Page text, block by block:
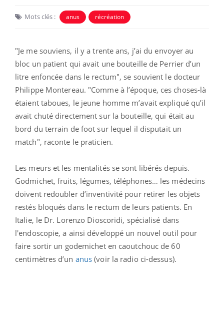
Mots clés : anus récréation
"Je me souviens, il y a trente ans, j’ai du envoyer au
bloc un patient qui avait une bouteille de Perrier d’un
litre enfoncée dans le rectum", se souvient le docteur
Philippe Montereau. "Comme à l’époque, ces choses-là
étaient taboues, le jeune homme m’avait expliqué qu’il
avait chuté directement sur la bouteille, qui était au
bord du terrain de foot sur lequel il disputait un
match", raconte le praticien.
Les meurs et les mentalités se sont libérés depuis.
Godmichet, fruits, légumes, téléphones… les médecins
doivent redoubler d’inventivité pour retirer les objets
restés bloqués dans le rectum de leurs patients. En
Italie, le Dr. Lorenzo Dioscoridi, spécialisé dans
l'endoscopie, a ainsi développé un nouvel outil pour
faire sortir un godemichet en caoutchouc de 60
centimètres d’un anus (voir la radio ci-dessus).